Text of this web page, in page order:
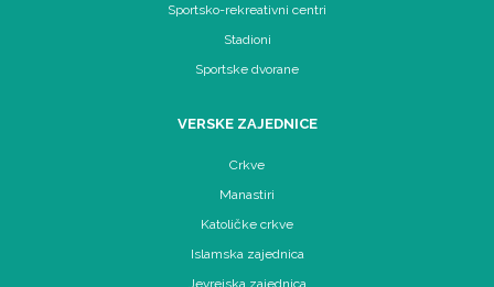
Sportsko-rekreativni centri
Stadioni
Sportske dvorane
VERSKE ZAJEDNICE
Crkve
Manastiri
Katoličke crkve
Islamska zajednica
Jevrejska zajednica